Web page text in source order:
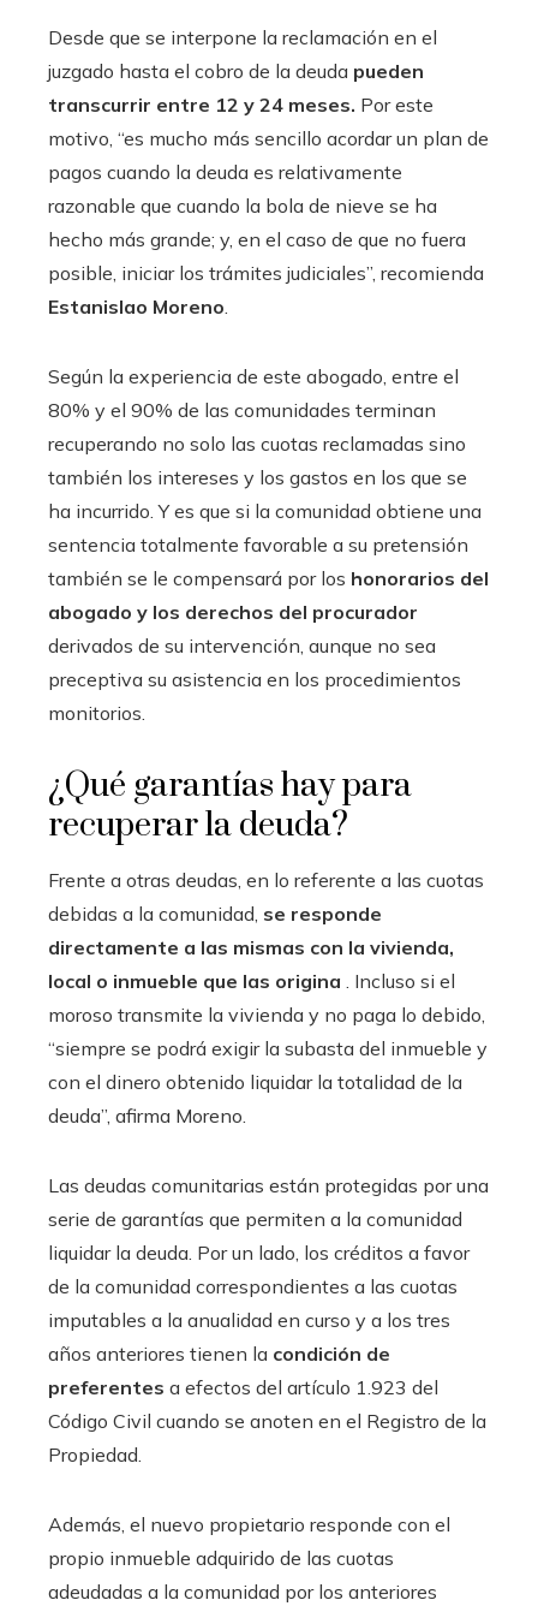
Desde que se interpone la reclamación en el
juzgado hasta el cobro de la deuda pueden
transcurrir entre 12 y 24 meses. Por este
motivo, “es mucho más sencillo acordar un plan de
pagos cuando la deuda es relativamente
razonable que cuando la bola de nieve se ha
hecho más grande; y, en el caso de que no fuera
posible, iniciar los trámites judiciales”, recomienda
Estanislao Moreno.
Según la experiencia de este abogado, entre el
80% y el 90% de las comunidades terminan
recuperando no solo las cuotas reclamadas sino
también los intereses y los gastos en los que se
ha incurrido. Y es que si la comunidad obtiene una
sentencia totalmente favorable a su pretensión
también se le compensará por los honorarios del
abogado y los derechos del procurador
derivados de su intervención, aunque no sea
preceptiva su asistencia en los procedimientos
monitorios.
¿Qué garantías hay para
recuperar la deuda?
Frente a otras deudas, en lo referente a las cuotas
debidas a la comunidad, se responde
directamente a las mismas con la vivienda,
local o inmueble que las origina . Incluso si el
moroso transmite la vivienda y no paga lo debido,
“siempre se podrá exigir la subasta del inmueble y
con el dinero obtenido liquidar la totalidad de la
deuda”, afirma Moreno.
Las deudas comunitarias están protegidas por una
serie de garantías que permiten a la comunidad
liquidar la deuda. Por un lado, los créditos a favor
de la comunidad correspondientes a las cuotas
imputables a la anualidad en curso y a los tres
años anteriores tienen la condición de
preferentes a efectos del artículo 1.923 del
Código Civil cuando se anoten en el Registro de la
Propiedad.
Además, el nuevo propietario responde con el
propio inmueble adquirido de las cuotas
adeudadas a la comunidad por los anteriores